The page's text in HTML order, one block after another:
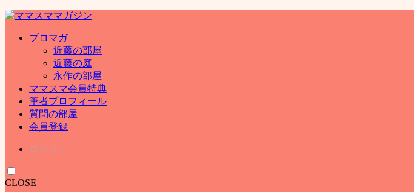
ブロマガ
近藤の部屋
近藤の庭
永作の部屋
ママスマ会員特典
筆者プロフィール
質問の部屋
会員登録
ログイン
CLOSE